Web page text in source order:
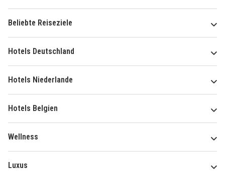
Beliebte Reiseziele
Hotels Deutschland
Hotels Niederlande
Hotels Belgien
Wellness
Luxus